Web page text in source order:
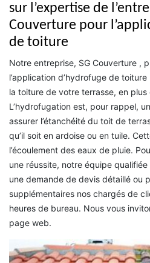
sur l’expertise de
Couverture pour
de toiture
Notre entreprise, SG Couverture ,
l’application d’hydrofuge de
la toiture de votre terrasse, en
L’hydrofugation est, pour rappel,
assurer l’étanchéité du toit de
qu’il soit en ardoise ou en tuile.
l’écoulement des eaux de pluie.
une réussite, notre équipe
une demande de devis détaillé ou
supplémentaires nos chargés de
heures de bureau. Nous vous
page web.